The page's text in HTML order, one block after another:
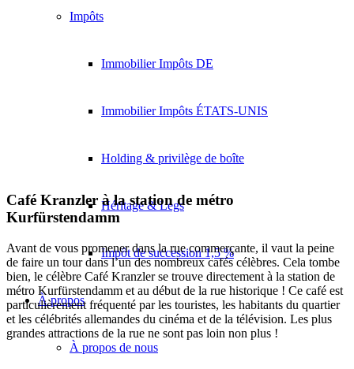
Impôts
Immobilier Impôts DE
Immobilier Impôts ÉTATS-UNIS
Holding & privilège de boîte
Héritage & Legs
Impôt de succession 1,5 %
À propos
À propos de nous
Café Kranzler à la station de métro
Kurfürstendamm
Avant de vous promener dans la rue commerçante, il vaut la peine
de faire un tour dans l’un des nombreux cafés célèbres. Cela tombe
bien, le célèbre Café Kranzler se trouve directement à la station de
métro Kurfürstendamm et au début de la rue historique ! Ce café est
particulièrement fréquenté par les touristes, les habitants du quartier
et les célébrités allemandes du cinéma et de la télévision. Les plus
grandes attractions de la rue ne sont pas loin non plus !